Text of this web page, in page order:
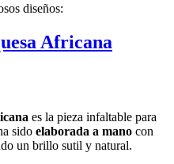
diseños:
Africana
es la pieza infaltable para
sido elaborada a mano con
un brillo sutil y natural.